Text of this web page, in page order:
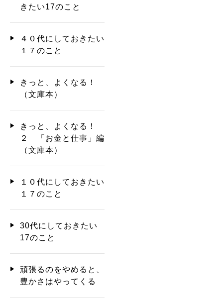
きたい17のこと
４０代にしておきたい
１７のこと
きっと、よくなる！
（文庫本）
きっと、よくなる！
２ 「お金と仕事」編
（文庫本）
１０代にしておきたい
１７のこと
30代にしておきたい
17のこと
頑張るのをやめると、
豊かさはやってくる